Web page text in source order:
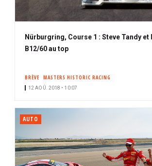
Nürburgring, Course 1 : Steve Tandy et
B12/60 au top
BRÈVE MASTERS HISTORIC RACING
12 AOÛ. 2018 • 10:07
AUTO